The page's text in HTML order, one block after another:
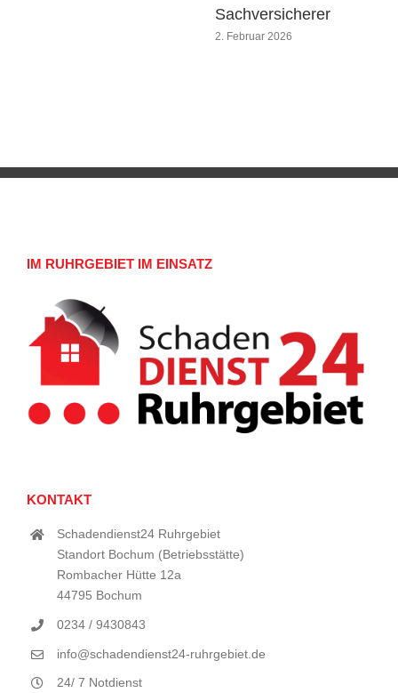
Sachversicherer
2. Februar 2026
IM RUHRGEBIET IM EINSATZ
KONTAKT
Schadendienst24 Ruhrgebiet
Standort Bochum (Betriebsstätte)
Rombacher Hütte 12a
44795 Bochum
0234 / 9430843
info@schadendienst24-ruhrgebiet.de
24/ 7 Notdienst